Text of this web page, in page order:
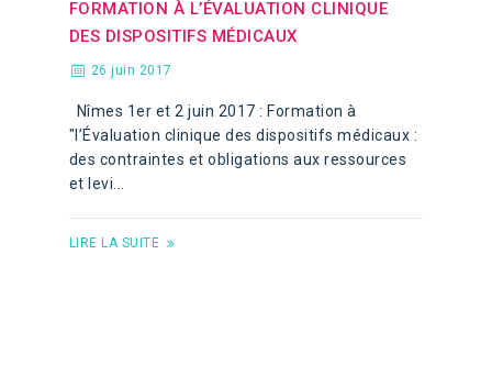
FORMATION À L’ÉVALUATION CLINIQUE
DES DISPOSITIFS MÉDICAUX
26 juin 2017
Nîmes 1er et 2 juin 2017 : Formation à
"l’Évaluation clinique des dispositifs médicaux :
des contraintes et obligations aux ressources
et levi...
LIRE LA SUITE